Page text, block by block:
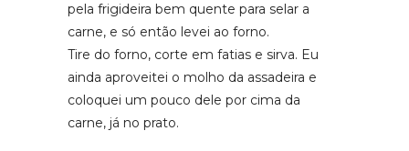
pela frigideira bem quente para selar a
carne, e só então levei ao forno.
Tire do forno, corte em fatias e sirva. Eu
ainda aproveitei o molho da assadeira e
coloquei um pouco dele por cima da
carne, já no prato.